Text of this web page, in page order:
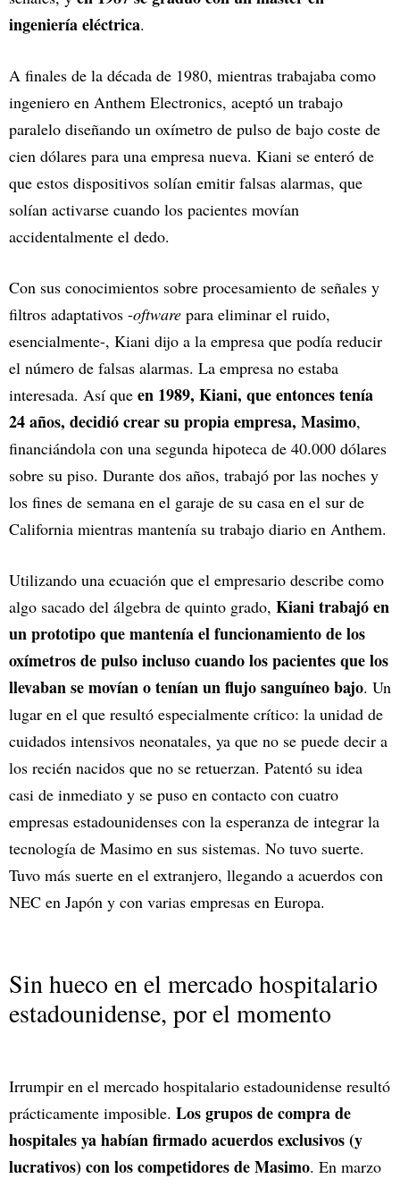
ingeniería eléctrica.
A finales de la década de 1980, mientras trabajaba como
ingeniero en Anthem Electronics, aceptó un trabajo
paralelo diseñando un oxímetro de pulso de bajo coste de
cien dólares para una empresa nueva. Kiani se enteró de
que estos dispositivos solían emitir falsas alarmas, que
solían activarse cuando los pacientes movían
accidentalmente el dedo.
Con sus conocimientos sobre procesamiento de señales y
filtros adaptativos -oftware para eliminar el ruido,
esencialmente-, Kiani dijo a la empresa que podía reducir
el número de falsas alarmas. La empresa no estaba
interesada. Así que en 1989, Kiani, que entonces tenía
24 años, decidió crear su propia empresa, Masimo,
financiándola con una segunda hipoteca de 40.000 dólares
sobre su piso. Durante dos años, trabajó por las noches y
los fines de semana en el garaje de su casa en el sur de
California mientras mantenía su trabajo diario en Anthem.
Utilizando una ecuación que el empresario describe como
algo sacado del álgebra de quinto grado, Kiani trabajó en
un prototipo que mantenía el funcionamiento de los
oxímetros de pulso incluso cuando los pacientes que los
llevaban se movían o tenían un flujo sanguíneo bajo. Un
lugar en el que resultó especialmente crítico: la unidad de
cuidados intensivos neonatales, ya que no se puede decir a
los recién nacidos que no se retuerzan. Patentó su idea
casi de inmediato y se puso en contacto con cuatro
empresas estadounidenses con la esperanza de integrar la
tecnología de Masimo en sus sistemas. No tuvo suerte.
Tuvo más suerte en el extranjero, llegando a acuerdos con
NEC en Japón y con varias empresas en Europa.
Sin hueco en el mercado hospitalario
estadounidense, por el momento
Irrumpir en el mercado hospitalario estadounidense resultó
prácticamente imposible. Los grupos de compra de
hospitales ya habían firmado acuerdos exclusivos (y
lucrativos) con los competidores de Masimo. En marzo